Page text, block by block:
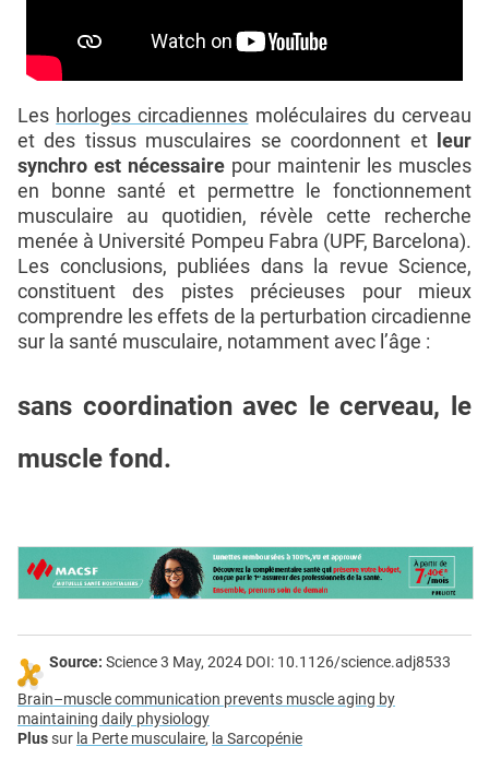
Les horloges circadiennes moléculaires du cerveau
et des tissus musculaires se coordonnent etleur
synchro est nécessaire pour maintenir les muscles
en bonne santé et permettre le fonctionnement
musculaire au quotidien, révèle cette recherche
menée à Université Pompeu Fabra (UPF, Barcelona).
Les conclusions, publiées dans la revue Science,
constituent des pistes précieuses pour mieux
comprendre les effets de la perturbation circadienne
sur la santé musculaire, notamment avec l’âge :
sans coordination avec le cerveau, le
muscle fond.
Source: Science 3 May, 2024 DOI: 10.1126/science.adj8533
Brain–muscle communication prevents muscle aging by
maintaining daily physiology
Plussur la Perte musculaire, la Sarcopénie